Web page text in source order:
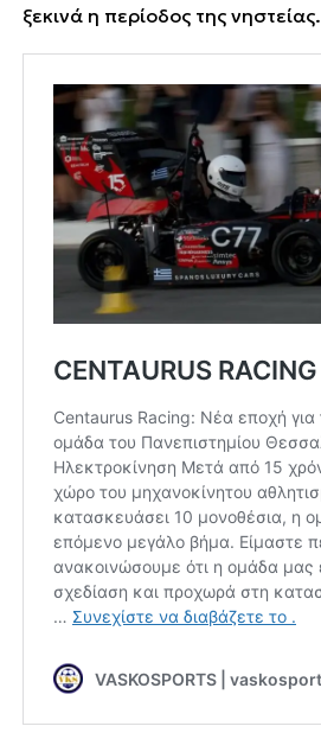
ξεκινά η περίοδος της νηστείας.